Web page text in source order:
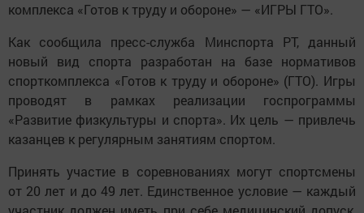
комплекса «Готов к труду и обороне» — «ИГРЫ ГТО».
Как сообщила пресс-служба Минспорта РТ, данный
новый вид спорта разработан на базе нормативов
спорткомплекса «Готов к труду и обороне» (ГТО). Игры
проводят в рамках реализации госпрограммы
«Развитие физкультуры и спорта». Их цель — привлечь
казанцев к регулярным занятиям спортом.
Принять участие в соревнованиях могут спортсмены
от 20 лет и до 49 лет. Единственное условие — каждый